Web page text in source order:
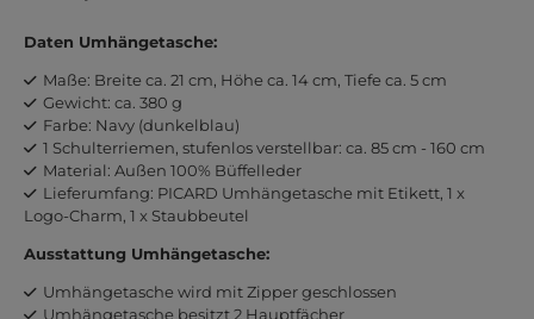
Daten Umhängetasche:
Maße: Breite ca. 21 cm, Höhe ca. 14 cm, Tiefe ca. 5 cm
Gewicht: ca. 380 g
Farbe: Navy (dunkelblau)
1 Schulterriemen, stufenlos verstellbar: ca. 85 cm - 160 cm
Material: Außen 100% Büffelleder
Lieferumfang: PICARD Umhängetasche mit Etikett, 1 x
Logo-Charm, 1 x Staubbeutel
Ausstattung Umhängetasche:
Umhängetasche wird mit Zipper geschlossen
Umhängetasche besitzt 2 Hauptfächer